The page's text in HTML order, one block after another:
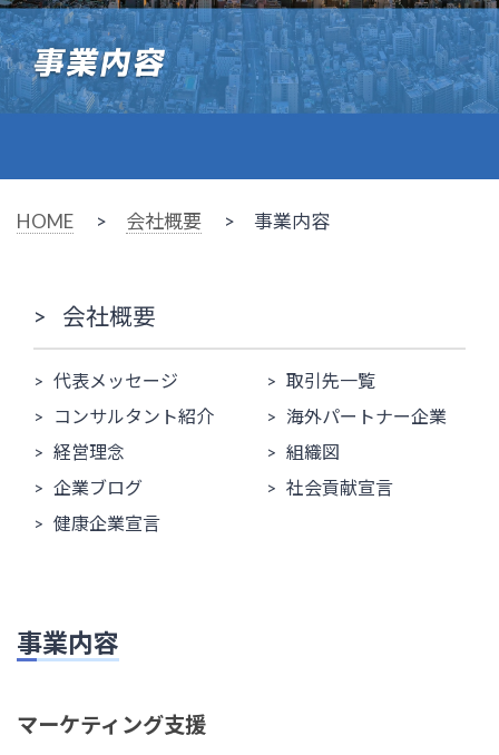
HOME > 会社概要 > 事業内容
会社概要
代表メッセージ
取引先一覧
コンサルタント紹介
海外パートナー企業
経営理念
組織図
企業ブログ
社会貢献宣言
健康企業宣言
事業内容
マーケティング支援